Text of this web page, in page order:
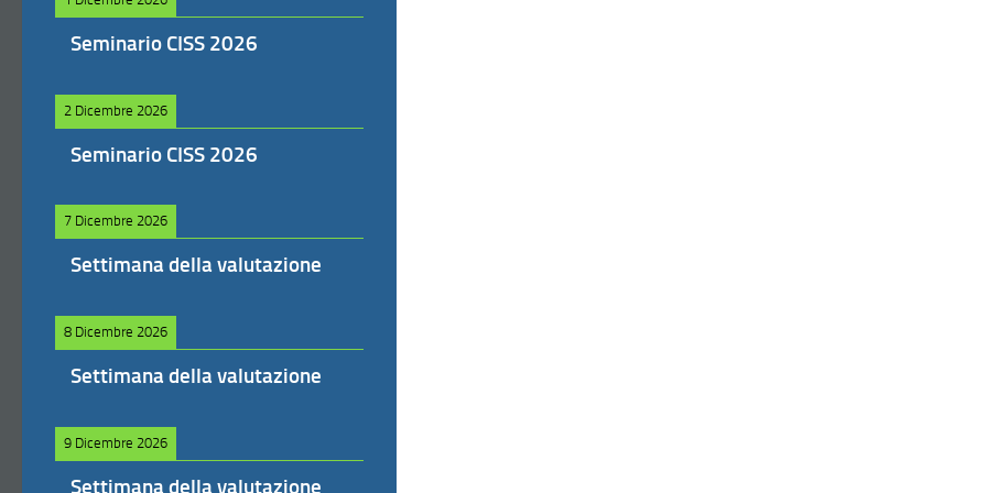
Seminario CISS 2026
2 Dicembre 2026
Seminario CISS 2026
7 Dicembre 2026
Settimana della valutazione
8 Dicembre 2026
Settimana della valutazione
9 Dicembre 2026
Settimana della valutazione